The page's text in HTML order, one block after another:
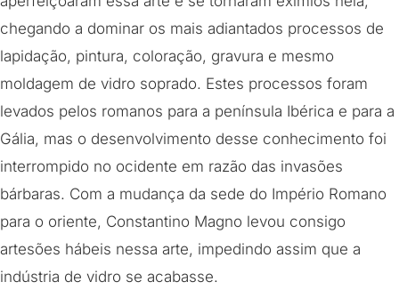
chegando a dominar os mais adiantados processos de
lapidação, pintura, coloração, gravura e mesmo
moldagem de vidro soprado. Estes processos foram
levados pelos romanos para a península Ibérica e para a
Gália, mas o desenvolvimento desse conhecimento foi
interrompido no ocidente em razão das invasões
bárbaras. Com a mudança da sede do Império Romano
para o oriente, Constantino Magno levou consigo
artesões hábeis nessa arte, impedindo assim que a
indústria de vidro se acabasse.